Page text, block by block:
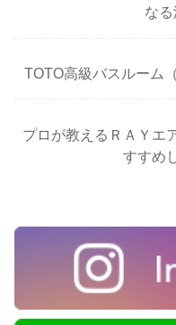
な
TOTO高級バスルーム
プロが教えるＲＡＹエ
すすめ